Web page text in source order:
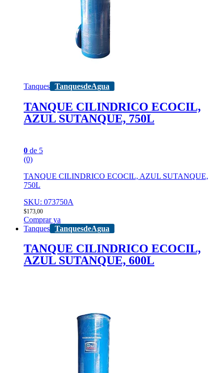
Tanques TanquesdeAgua
TANQUE CILINDRICO ECOCIL,
AZUL SUTANQUE, 750L
0 de 5
(0)
TANQUE CILINDRICO ECOCIL, AZUL SUTANQUE,
750L
SKU: 073750A
$173,00
Comprar ya
Tanques TanquesdeAgua
TANQUE CILINDRICO ECOCIL,
AZUL SUTANQUE, 600L